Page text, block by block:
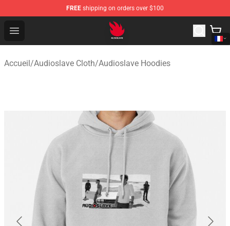
FREE shipping on orders over $100
Open menu
Audioslave Store - Official Audioslave Merchandise Shop
Accueil/Audioslave Cloth/Audioslave Hoodies